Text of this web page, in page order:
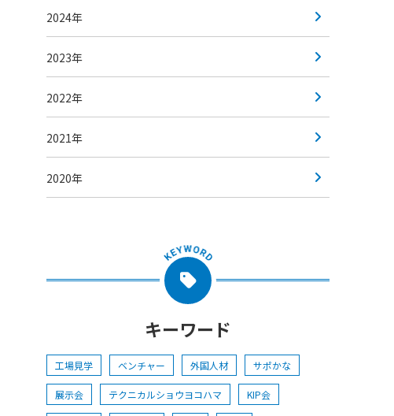
2024年
2023年
2022年
2021年
2020年
キーワード
工場見学 ベンチャー 外国人材 サポかな
展示会 テクニカルショウヨコハマ KIP会